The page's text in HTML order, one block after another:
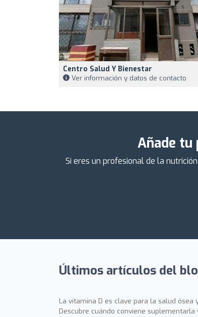
Centro Salud Y Bienestar
Ver información y datos de contacto
Añade
Si eres un profesional de la
Últimos artículos del
La vitamina D es clave para la salud ósea
Descubre cuándo conviene suplementarla